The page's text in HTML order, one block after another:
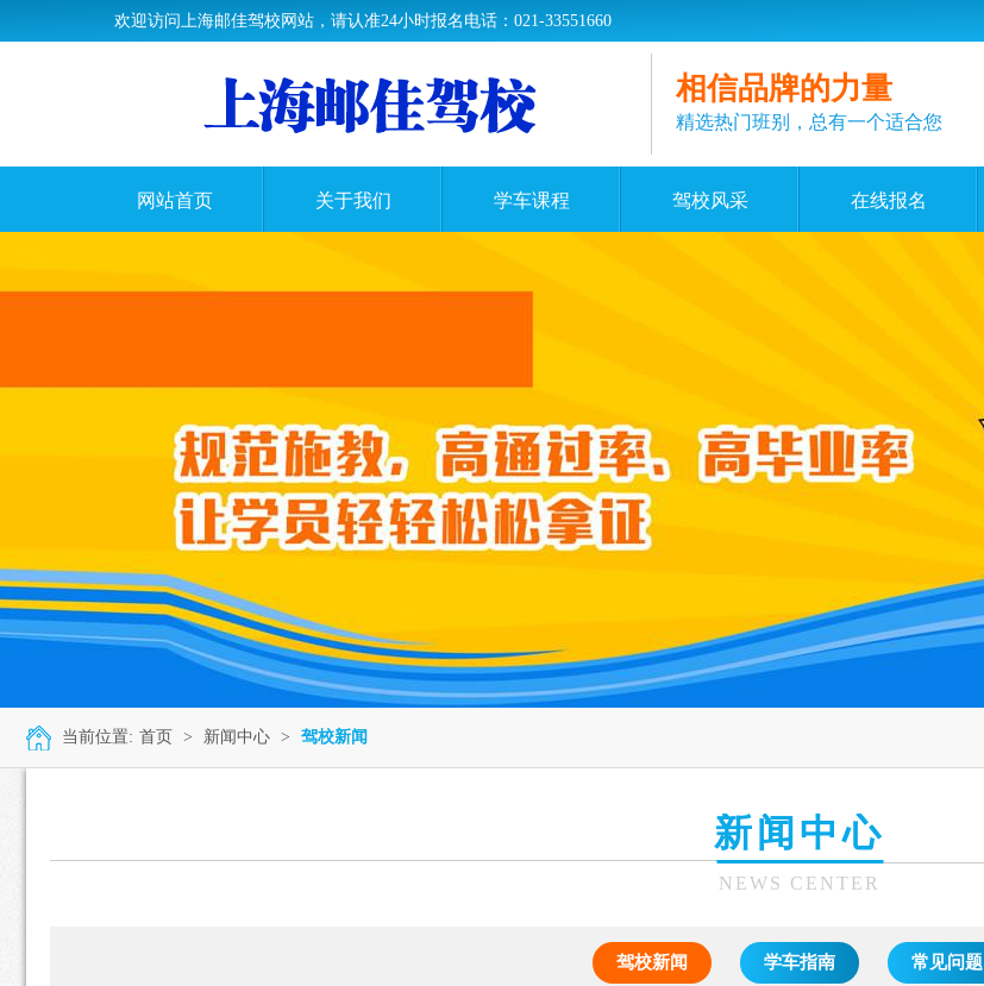
欢迎访问上海邮佳驾校网站，请认准24小时报名电话：021-33551660
相信品牌的力量
精选热门班别，总有一个适合您
网站首页 关于我们 学车课程 驾校风采 在线报名
当前位置: 首页 > 新闻中心 > 驾校新闻
新闻中心
NEWS CENTER
驾校新闻 学车指南 常见问题